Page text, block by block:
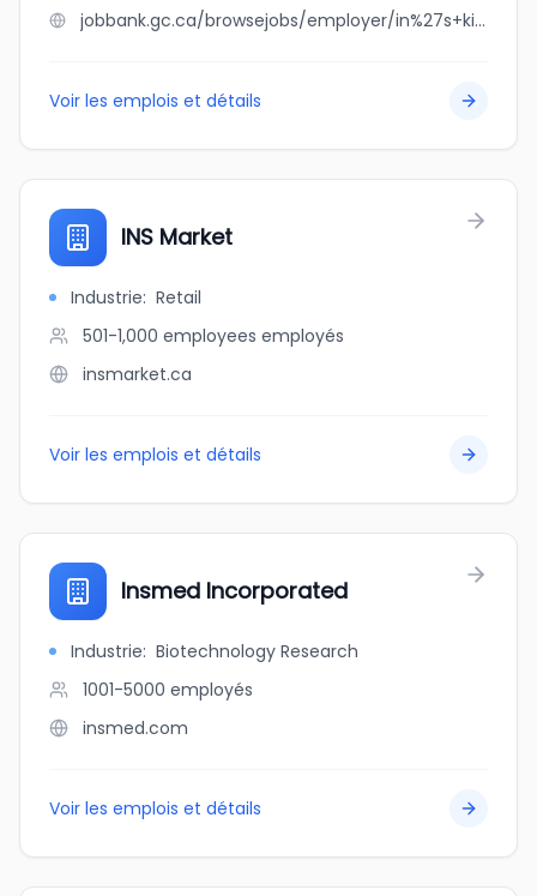
jobbank.gc.ca/browsejobs/employer/in%27s+kitchen/ca
Voir les emplois et détails
INS Market
Industrie: Retail
501-1,000 employees employés
insmarket.ca
Voir les emplois et détails
Insmed Incorporated
Industrie: Biotechnology Research
1001-5000 employés
insmed.com
Voir les emplois et détails